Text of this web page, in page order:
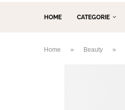
HOME CATEGORIE
Home » Beauty »